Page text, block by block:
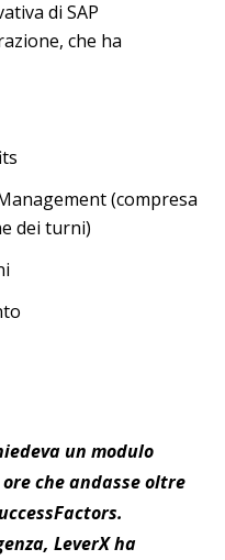
di SAP
che ha
(compresa
dei turni)
un modulo
che andasse oltre
LeverX ha